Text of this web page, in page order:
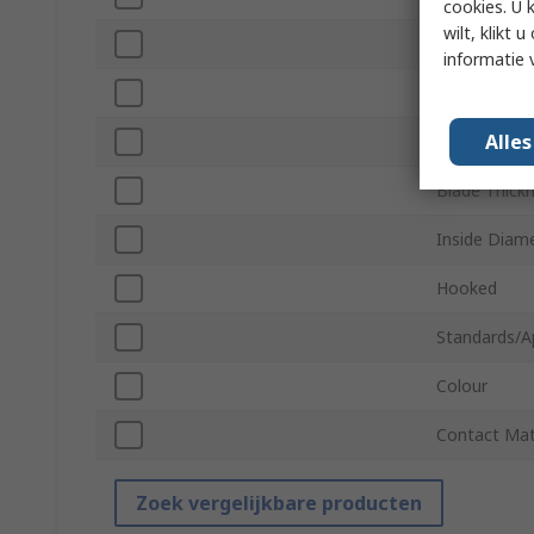
Overall
Blade Width
Blade
Inside
Hooked
Standards/
Colour
Contact
Zoek vergelijkbare producten
cookies. U
wilt, klikt u
informatie